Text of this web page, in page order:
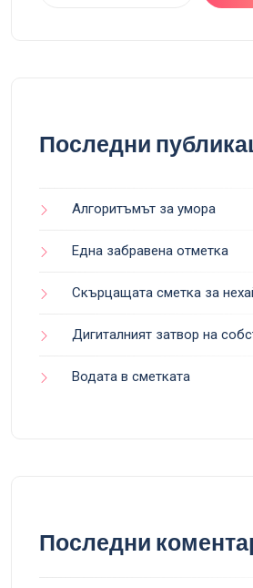
Последни
Алгоритъмът за умора
Една забравена отметка
Скърцащата сметка за
Дигиталният затвор на
Водата в сметката
Последни